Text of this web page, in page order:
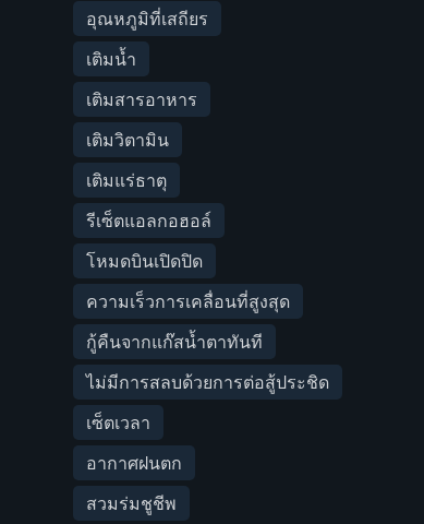
อุณหภูมิที่เสถียร
เติมน้ำ
เติมสารอาหาร
เติมวิตามิน
เติมแร่ธาตุ
รีเซ็ตแอลกอฮอล์
โหมดบินเปิดปิด
ความเร็วการเคลื่อนที่สูงสุด
กู้คืนจากแก๊สน้ำตาทันที
ไม่มีการสลบด้วยการต่อสู้ประชิด
เซ็ตเวลา
อากาศฝนตก
สวมร่มชูชีพ